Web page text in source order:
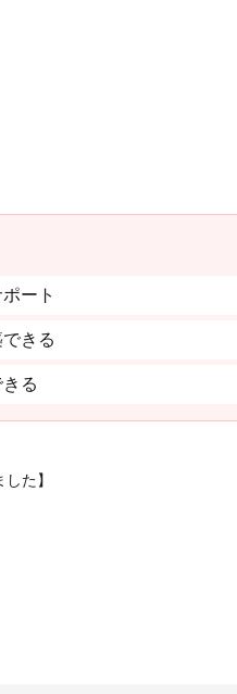
ート
きる
る
た】